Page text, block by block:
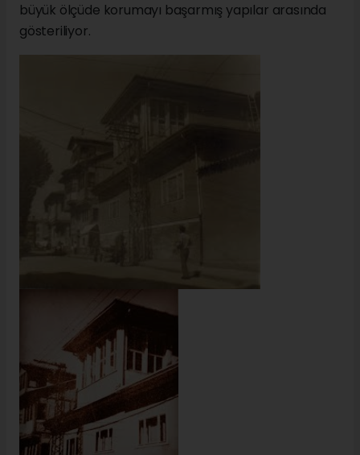
büyük ölçüde korumayı başarmış yapılar arasında
gösteriliyor.